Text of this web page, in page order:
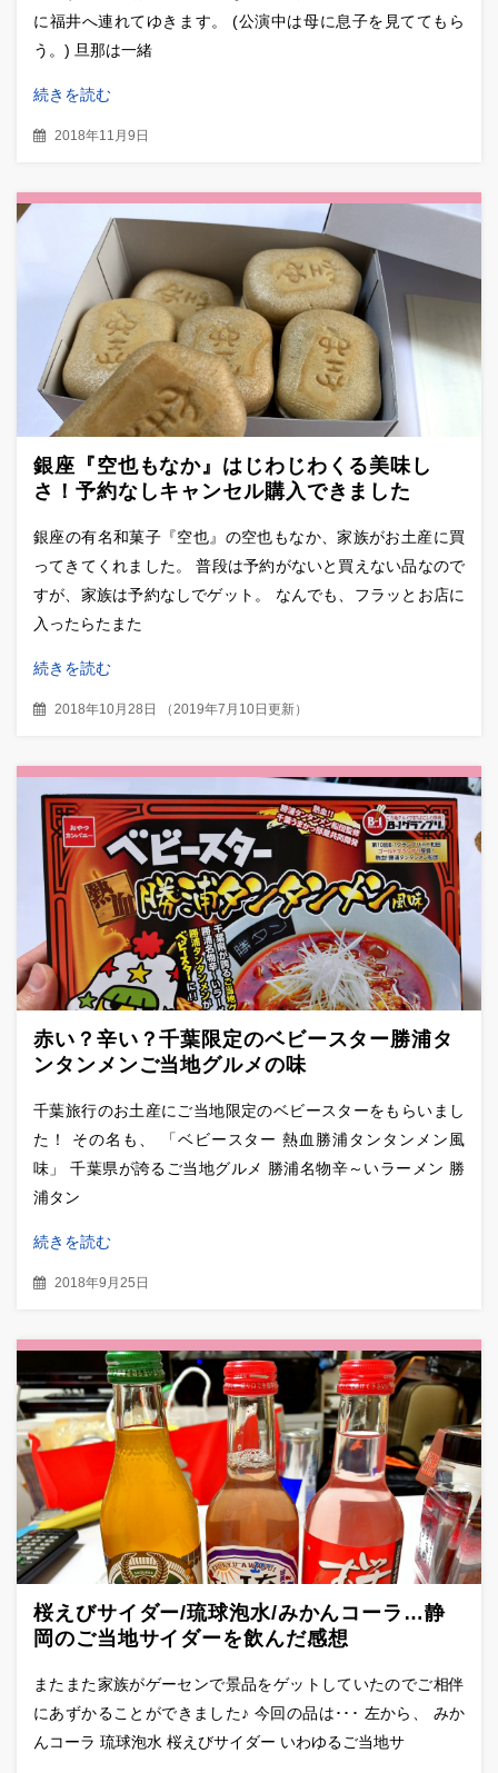
に福井へ連れてゆきます。 (公演中は母に息子を見ててもら
う。) 旦那は一緒
続きを読む
2018年11月9日
銀座『空也もなか』はじわじわくる美味し
さ！予約なしキャンセル購入できました
銀座の有名和菓子『空也』の空也もなか、家族がお土産に買
ってきてくれました。 普段は予約がないと買えない品なので
すが、家族は予約なしでゲット。 なんでも、フラッとお店に
入ったらたまた
続きを読む
2018年10月28日 （ 2019年7月10日更新）
赤い？辛い？千葉限定のベビースター勝浦タ
ンタンメンご当地グルメの味
千葉旅行のお土産にご当地限定のベビースターをもらいまし
た！ その名も、 「ベビースター 熱血勝浦タンタンメン風
味」 千葉県が誇るご当地グルメ 勝浦名物辛～いラーメン 勝
浦タン
続きを読む
2018年9月25日
桜えびサイダー/琉球泡水/みかんコーラ…静
岡のご当地サイダーを飲んだ感想
またまた家族がゲーセンで景品をゲットしていたのでご相伴
にあずかることができました♪ 今回の品は･･･ 左から、 みか
んコーラ 琉球泡水 桜えびサイダー いわゆるご当地サ